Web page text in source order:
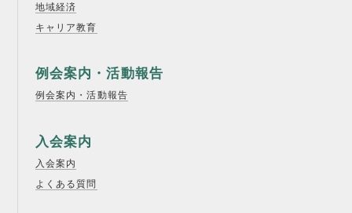
地域経済
キャリア教育
例会案内・活動報告
例会案内・活動報告
入会案内
入会案内
よくある質問